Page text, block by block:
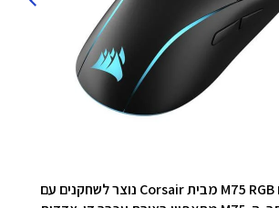
עכבר גיימינג חוטי דגם M75 RGB מבית Corsair נוצר לשחקנים עם